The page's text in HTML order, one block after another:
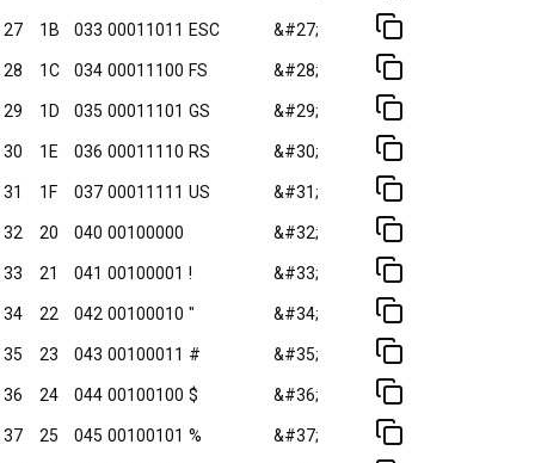
27 1B 033 00011011 ESC &#27;
28 1C 034 00011100 FS &#28;
29 1D 035 00011101 GS &#29;
30 1E 036 00011110 RS &#30;
31 1F 037 00011111 US &#31;
32 20 040 00100000 &#32;
33 21 041 00100001 ! &#33;
34 22 042 00100010 " &#34;
35 23 043 00100011 # &#35;
36 24 044 00100100 $ &#36;
37 25 045 00100101 % &#37;